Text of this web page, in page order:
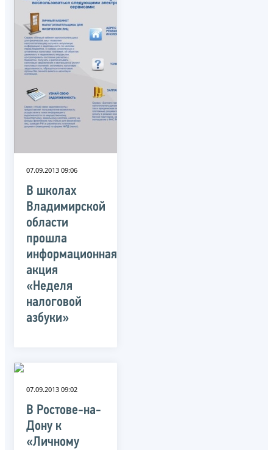
07.09.2013 09:06
В школах
Владимирской
области
прошла
информационная
акция
«Неделя
налоговой
азбуки»
07.09.2013 09:02
В Ростове-на-
Дону к
«Личному